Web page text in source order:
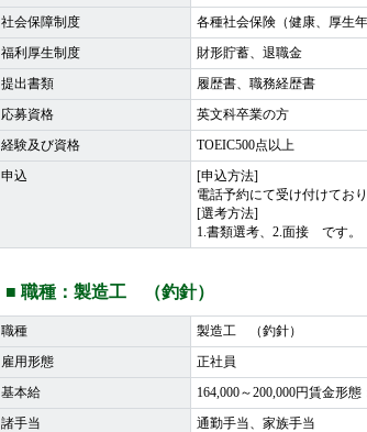
社会保障制度
各種社会保険（健康、厚生
福利厚生制度
財形貯蓄、退職金
提出書類
履歴書、職務経歴書
応募資格
英文科卒業の方
経験及び資格
TOEIC500点以上
申込
[申込方法]
電話予約にて受け付けてお
[選考方法]
1.書類選考、2.面接 です。
■ 職種：製造工 （釣針）
職種
製造工 （釣針）
雇用形態
正社員
基本給
164,000～200,000円賃金形態
諸手当
通勤手当、家族手当